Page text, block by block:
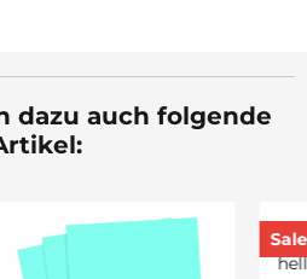
dazu auch folgende